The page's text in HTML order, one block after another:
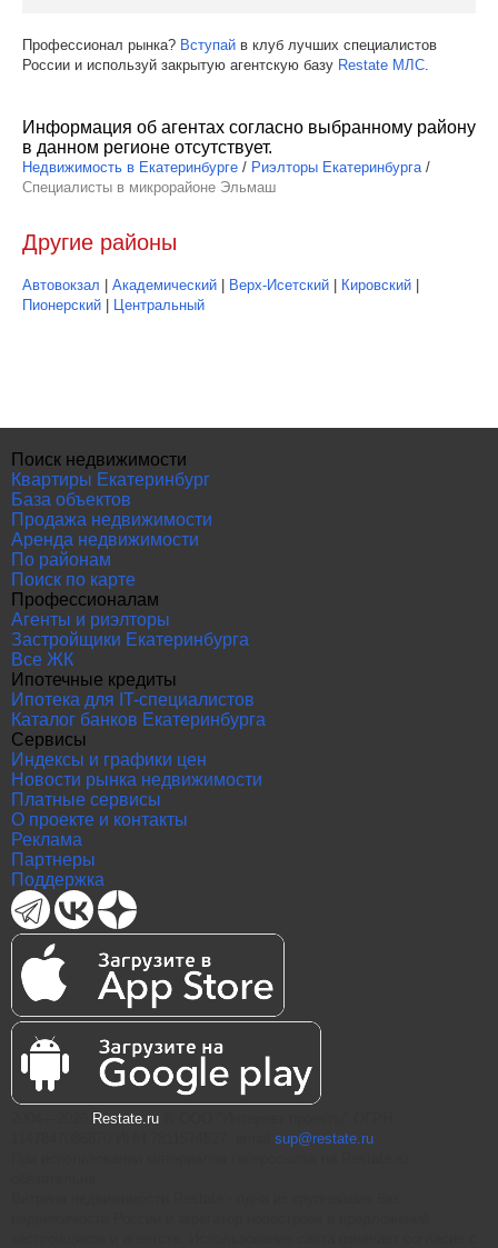
Профессионал рынка? Вступай в клуб лучших специалистов
России и используй закрытую агентскую базу Restate МЛС.
Информация об агентах согласно выбранному району
в данном регионе отсутствует.
Недвижимость в Екатеринбурге / Риэлторы Екатеринбурга/
Специалисты в микрорайоне Эльмаш
Другие районы
Автовокзал Академический Верх-Исетский Кировский
Пионерский
Центральный
Поиск недвижимости
Квартиры Екатеринбург
База объектов
Продажа недвижимости
Аренда недвижимости
По районам
Поиск по карте
Профессионалам
Агенты и риэлторы
Застройщики Екатеринбурга
Все ЖК
Ипотечные кредиты
Ипотека для IT-специалистов
Каталог банков Екатеринбурга
Сервисы
Индексы и графики цен
Новости рынка недвижимости
Платные сервисы
О проекте и контакты
Реклама
Партнеры
Поддержка
Restate.ru
sup@restate.ru